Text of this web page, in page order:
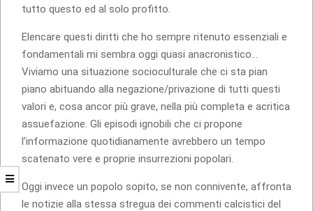
tutto questo ed al solo profitto.
Elencare questi diritti che ho sempre ritenuto essenziali e
fondamentali mi sembra oggi quasi anacronistico…
Viviamo una situazione socioculturale che ci sta pian
piano abituando alla negazione/privazione di tutti questi
valori e, cosa ancor più grave, nella più completa e acritica
assuefazione. Gli episodi ignobili che ci propone
l’informazione quotidianamente avrebbero un tempo
scatenato vere e proprie insurrezioni popolari.
Oggi invece un popolo sopito, se non connivente, affronta
le notizie alla stessa stregua dei commenti calcistici del